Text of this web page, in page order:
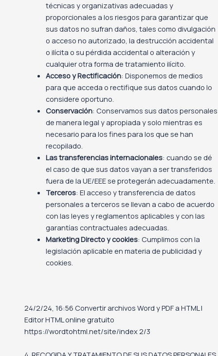
técnicas y organizativas adecuadas y
proporcionales a los riesgos para garantizar que
sus datos no sufran daños, tales como divulgación
o acceso no autorizado, la destrucción accidental
o ilícita o su pérdida accidental o alteración y
cualquier otra forma de tratamiento ilícito.
Acceso y Rectificación: Disponemos de medios
para que acceda o rectifique sus datos cuando lo
considere oportuno.
Conservación: Conservamos sus datos personales
de manera legal y apropiada y solo mientras es
necesario para los fines para los que se han
recopilado.
Las transferencias internacionales: cuando se dé
el caso de que sus datos vayan a ser transferidos
fuera de la UE/EEE se protegerán adecuadamente.
Terceros: El acceso y transferencia de datos
personales a terceros se llevan a cabo de acuerdo
con las leyes y reglamentos aplicables y con las
garantías contractuales adecuadas.
Marketing Directo y cookies: Cumplimos con la
legislación aplicable en materia de publicidad y
cookies.
24/2/24, 16:56 Convertir archivos Word y PDF a HTML |
Editor HTML online gratuito
https://wordtohtml.net/site/index 2/3